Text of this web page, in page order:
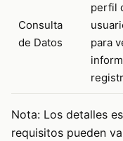
Consulta
de Datos
perfil
para
Nota: Los detalles
requisitos pueden